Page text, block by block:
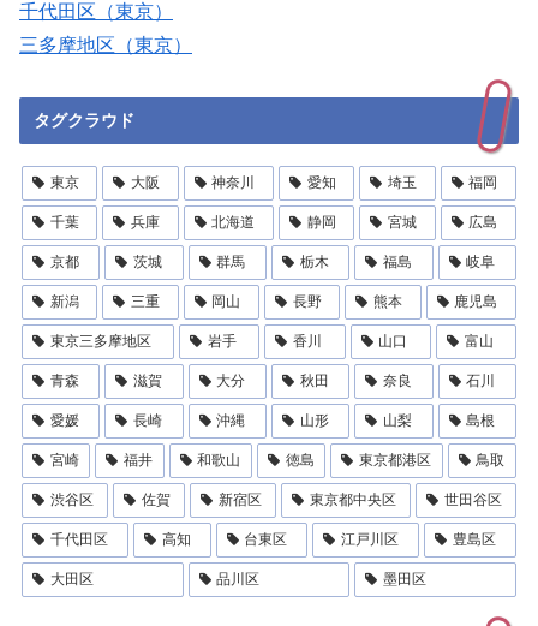
千代田区（東京）
三多摩地区（東京）
タグクラウド
東京 大阪 神奈川 愛知 埼玉 福岡
千葉 兵庫 北海道 静岡 宮城 広島
京都 茨城 群馬 栃木 福島 岐阜
新潟 三重 岡山 長野 熊本 鹿児島
東京三多摩地区 岩手 香川 山口 富山
青森 滋賀 大分 秋田 奈良 石川
愛媛 長崎 沖縄 山形 山梨 島根
宮崎 福井 和歌山 徳島 東京都港区 鳥取
渋谷区 佐賀 新宿区 東京都中央区 世田谷区
千代田区 高知 台東区 江戸川区 豊島区
大田区 品川区 墨田区